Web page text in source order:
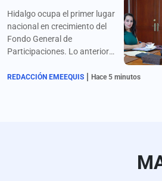
Hidalgo ocupa el primer lugar
nacional en crecimiento del
Fondo General de
Participaciones. Lo anterior
fortalecimiento de los
REDACCIÓN EMEEQUIS Hace 5 minutos